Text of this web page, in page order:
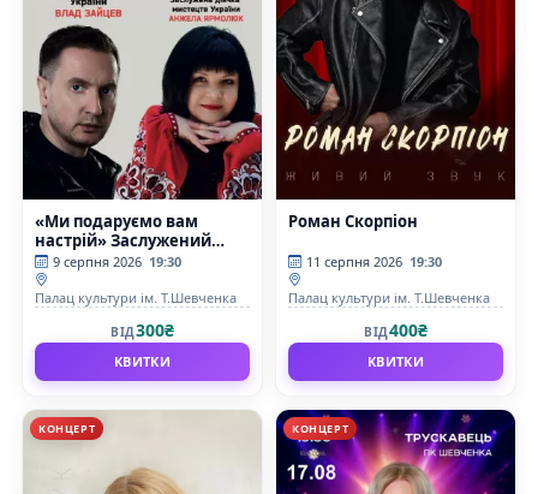
«Ми подаруємо вам
настрій» Заслужений
артист України Влад
Зайцев та заслужена
діячка мистецтв України
9 серпня 2026 19:30
Палац культури ім. Т.Шевченка
ВІД300₴
КВИТКИ
Роман Скорпіон
11 серпня 2026 19:30
Палац культури ім. Т.Шевченка
ВІД400₴
КВИТКИ
КОНЦЕРТ КОНЦЕРТ